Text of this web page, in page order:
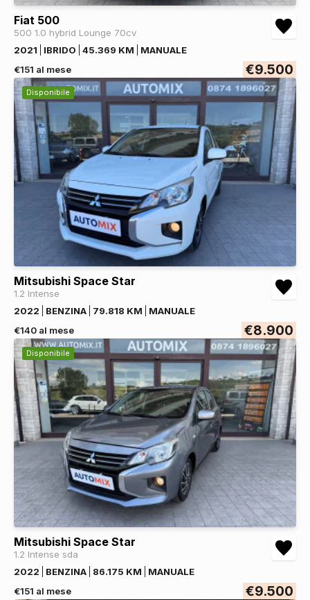
Fiat 500
500 1.0 hybrid Lounge 70cv
2021
IBRIDO 45.369 KM
MANUALE
€151 al mese
€9.500
Disponibile
Mitsubishi Space Star
1.2 Intense
2022
BENZINA 79.818 KM
MANUALE
€140 al mese
€8.900
Disponibile
Mitsubishi Space Star
1.2 Intense sda
2022
BENZINA 86.175 KM
MANUALE
€151 al mese
€9.500